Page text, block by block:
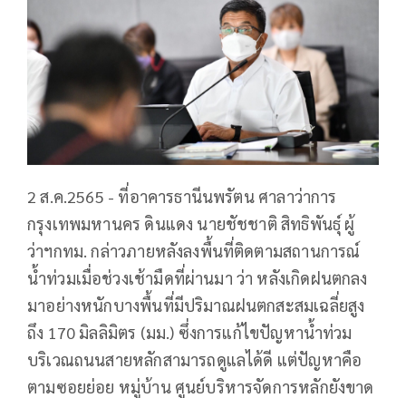
2 ส.ค.2565 - ที่อาคารธานีนพรัตน ศาลาว่าการ
กรุงเทพมหานคร ดินแดง นายชัชชาติ สิทธิพันธุ์ ผู้
ว่าฯกทม. กล่าวภายหลังลงพื้นที่ติดตามสถานการณ์
น้ำท่วมเมื่อช่วงเช้ามืดที่ผ่านมา ว่า หลังเกิดฝนตกลง
มาอย่างหนักบางพื้นที่มีปริมาณฝนตกสะสมเฉลี่ยสูง
ถึง 170 มิลลิมิตร (มม.) ซึ่งการแก้ไขปัญหาน้ำท่วม
บริเวณถนนสายหลักสามารถดูแลได้ดี แต่ปัญหาคือ
ตามซอยย่อย หมู่บ้าน ศูนย์บริหารจัดการหลักยังขาด